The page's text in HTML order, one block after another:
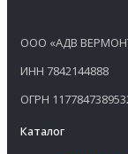
ООО «АДВ
ИНН 7842144888
ОГРН
Каталог